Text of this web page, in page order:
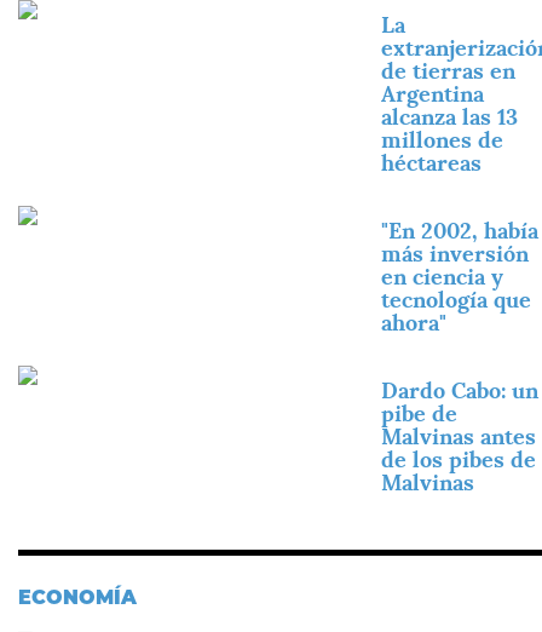
Imagen
La
de tierras en
Argentina
alcanza las 13
millones de
héctareas
Imagen
"En 2002, había
más inversión
en ciencia y
tecnología que
ahora"
Imagen
Dardo Cabo: un
pibe de
Malvinas antes
de los pibes de
Malvinas
ECONOMÍA